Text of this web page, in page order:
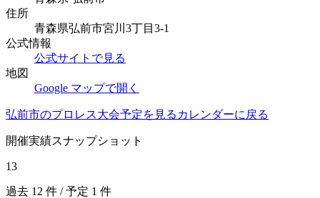
住所
青森県弘前市宮川3丁目3-1
公式情報
公式サイトで見る
地図
Google マップで開く
弘前市のプロレス大会予定を見る カレンダーに戻る
開催実績スナップショット
13
過去 12 件 / 予定 1 件